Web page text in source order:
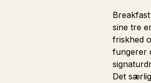
sine tre
friskhed
fungerer
Det